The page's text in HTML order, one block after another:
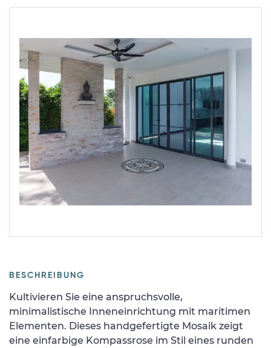
BESCHREIBUNG
Kultivieren Sie eine anspruchsvolle,
minimalistische Inneneinrichtung mit maritimen
Elementen. Dieses handgefertigte Mosaik zeigt
eine einfarbige Kompassrose im Stil eines runden